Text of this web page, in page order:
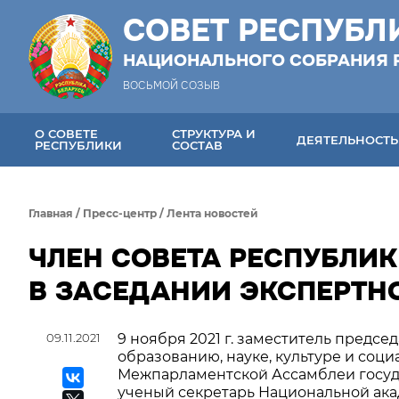
СОВЕТ
НАЦИОНАЛЬНОГО СОБРАНИЯ
ВОСЬМОЙ СОЗЫВ
О СОВЕТЕ
РЕСПУБЛИКИ
СТРУКТУРА И
СОСТАВ
ДЕЯТЕЛЬНОСТЬ
Главная / Пресс-центр / Лента новостей
ЧЛЕН СОВЕТА
В ЗАСЕДАНИИ
09.11.2021
9 ноября 2021 г. заместитель
образованию, науке, культуре и
Межпарламентской Ассамблеи
ученый секретарь Национальной